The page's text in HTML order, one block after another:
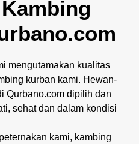
mengutamakan kualitas
kurban kami. Hewan-
Qurbano.com dipilih dan
sehat dan dalam kondisi
kami, kambing